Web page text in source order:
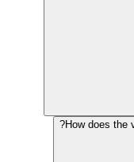
How does the